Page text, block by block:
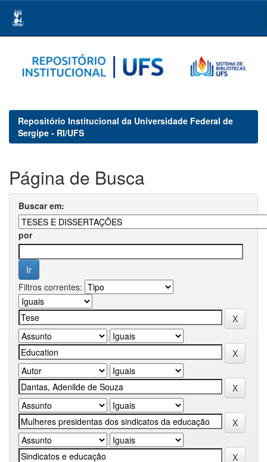
navigation
Repositório Institucional da Universidade Federal de
Sergipe - RI/UFS
Página de Busca
Buscar em:
por
Filtros correntes: